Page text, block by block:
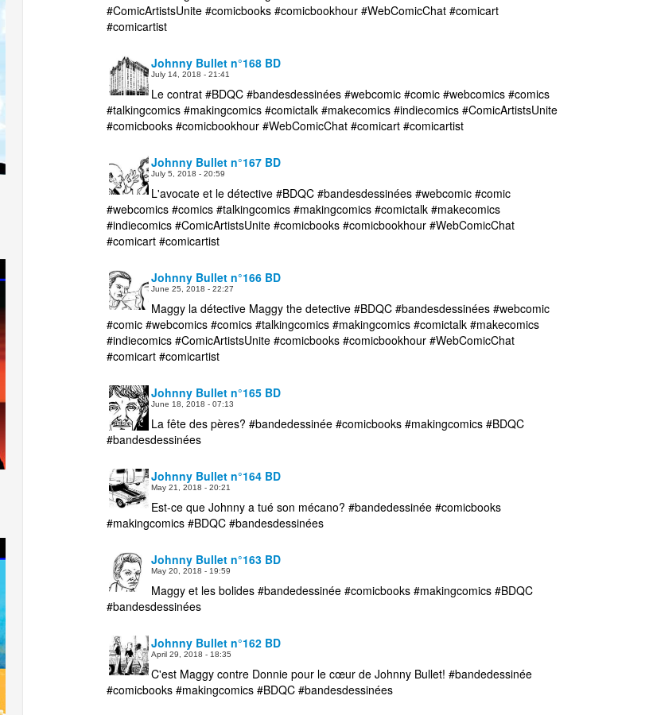
#ComicArtistsUnite #comicbooks #comicbookhour #WebComicChat #comicart
#comicartist
Johnny Bullet n°168 BD
July 14, 2018 - 21:41
Le contrat #BDQC #bandesdessinées #webcomic #comic #webcomics #comics
#talkingcomics #makingcomics #comictalk #makecomics #indiecomics #ComicArtistsUnite
#comicbooks #comicbookhour #WebComicChat #comicart #comicartist
Johnny Bullet n°167 BD
July 5, 2018 - 20:59
L'avocate et le détective #BDQC #bandesdessinées #webcomic #comic
#webcomics #comics #talkingcomics #makingcomics #comictalk #makecomics
#indiecomics #ComicArtistsUnite #comicbooks #comicbookhour #WebComicChat
#comicart #comicartist
Johnny Bullet n°166 BD
June 25, 2018 - 22:27
Maggy la détective Maggy the detective #BDQC #bandesdessinées #webcomic
#comic #webcomics #comics #talkingcomics #makingcomics #comictalk #makecomics
#indiecomics #ComicArtistsUnite #comicbooks #comicbookhour #WebComicChat
#comicart #comicartist
Johnny Bullet n°165 BD
June 18, 2018 - 07:13
La fête des pères? #bandedessinée #comicbooks #makingcomics #BDQC
#bandesdessinées
Johnny Bullet n°164 BD
May 21, 2018 - 20:21
Est-ce que Johnny a tué son mécano? #bandedessinée #comicbooks
#makingcomics #BDQC #bandesdessinées
Johnny Bullet n°163 BD
May 20, 2018 - 19:59
Maggy et les bolides #bandedessinée #comicbooks #makingcomics #BDQC
#bandesdessinées
Johnny Bullet n°162 BD
April 29, 2018 - 18:35
C'est Maggy contre Donnie pour le cœur de Johnny Bullet! #bandedessinée
#comicbooks #makingcomics #BDQC #bandesdessinées